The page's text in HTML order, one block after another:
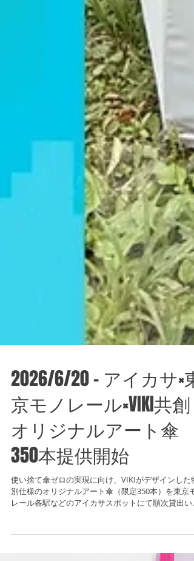
2026/6/20 - アイカサ×東
京モノレール×VIKI共創
オリジナルアート傘